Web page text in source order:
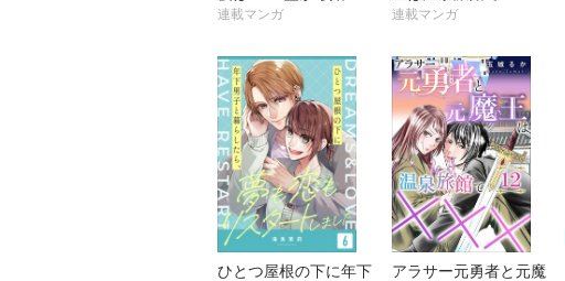
る運命の恋
連載マンガ 連載マンガ
ひとつ屋根の下に年下
アラサー元勇者と元魔